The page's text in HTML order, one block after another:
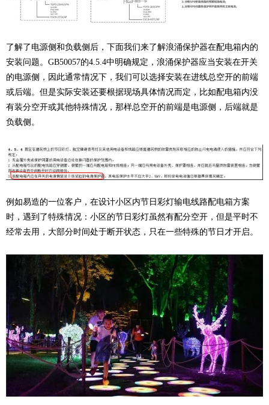
了解了电源侧和负载侧后，下面我们来了解浪涌保护器在配电箱内的
安装问题。GB50057的4.5.4中明确规定，浪涌保护器应当安装在开关
的电源侧，因此通常情况下，我们可以选择安装在进线总空开的前端
或后端。但是实际安装还要根据现场具体情况而定，比如配电箱内没
有装分空开或其他特殊情况，那样总空开的前端是电源侧，后端就是
负载侧。
例如易造的一位客户，在设计小区内节日彩灯输电线路配电箱方案
时，遇到了特殊情况：小区的节日彩灯虽然有配分空开，但是平时不
经常去用，大部分时间处于断开状态，只在一些特殊的节日才开启。